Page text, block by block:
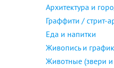
Архитектура и
Граффити / стрит-
Еда и напитки
Живопись и
Животные (звери